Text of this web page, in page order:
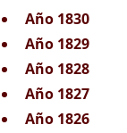
Año 1830
Año 1829
Año 1828
Año 1827
Año 1826